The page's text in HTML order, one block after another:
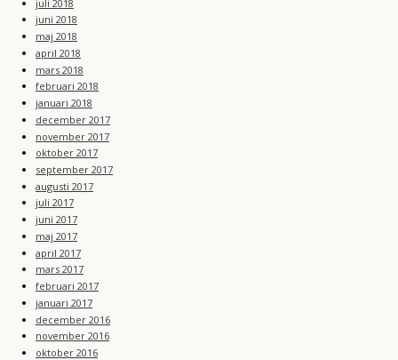
juli 2018
juni 2018
maj 2018
april 2018
mars 2018
februari 2018
januari 2018
december 2017
november 2017
oktober 2017
september 2017
augusti 2017
juli 2017
juni 2017
maj 2017
april 2017
mars 2017
februari 2017
januari 2017
december 2016
november 2016
oktober 2016